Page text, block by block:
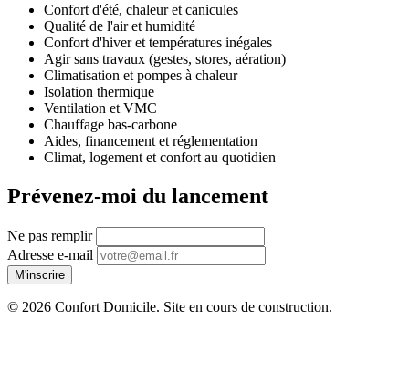
Confort d'été, chaleur et canicules
Qualité de l'air et humidité
Confort d'hiver et températures inégales
Agir sans travaux (gestes, stores, aération)
Climatisation et pompes à chaleur
Isolation thermique
Ventilation et VMC
Chauffage bas-carbone
Aides, financement et réglementation
Climat, logement et confort au quotidien
Prévenez-moi du lancement
Ne pas remplir
Adresse e-mail
M'inscrire
© 2026 Confort Domicile. Site en cours de construction.